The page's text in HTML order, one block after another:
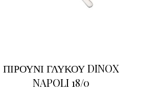
ΠΙΡΟΥΝΙ ΓΛΥΚΟΥ DINOX
NAPOLI 18/0